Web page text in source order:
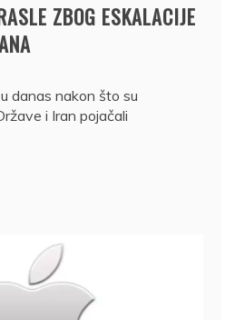
ZBOG ESKALACIJE
danas nakon što su
i Iran pojačali